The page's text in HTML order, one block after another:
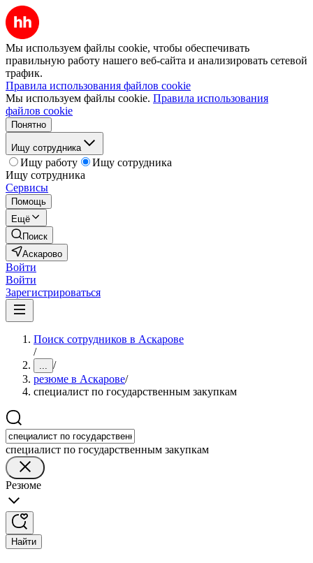
Мы используем файлы cookie, чтобы обеспечивать
правильную работу нашего веб-сайта и анализировать сетевой
трафик.
Правила использования файлов cookie
Мы используем файлы cookie. Правила использования
файлов cookie
Понятно
Ищу сотрудника
Ищу работу
Ищу сотрудника
Ищу сотрудника
Сервисы
Помощь
Ещё
Поиск
Аскарово
Войти
Войти
Зарегистрироваться
Поиск сотрудников в Аскарове
/
... /
резюме в Аскарове/
специалист по государственным закупкам
специалист по государственным закупкам
Резюме
Найти